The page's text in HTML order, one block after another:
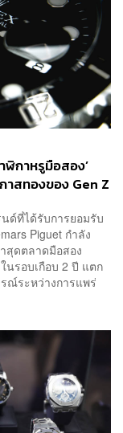
กาหรูมือสอง’
าสทองของ Gen Z
ด์ที่ได้รับการยอมรับ
Piguet กำลัง
สุดตลาดมือสอง
นรอบเกือบ 2 ปี แตก
ณ์ระหว่างการแพร่